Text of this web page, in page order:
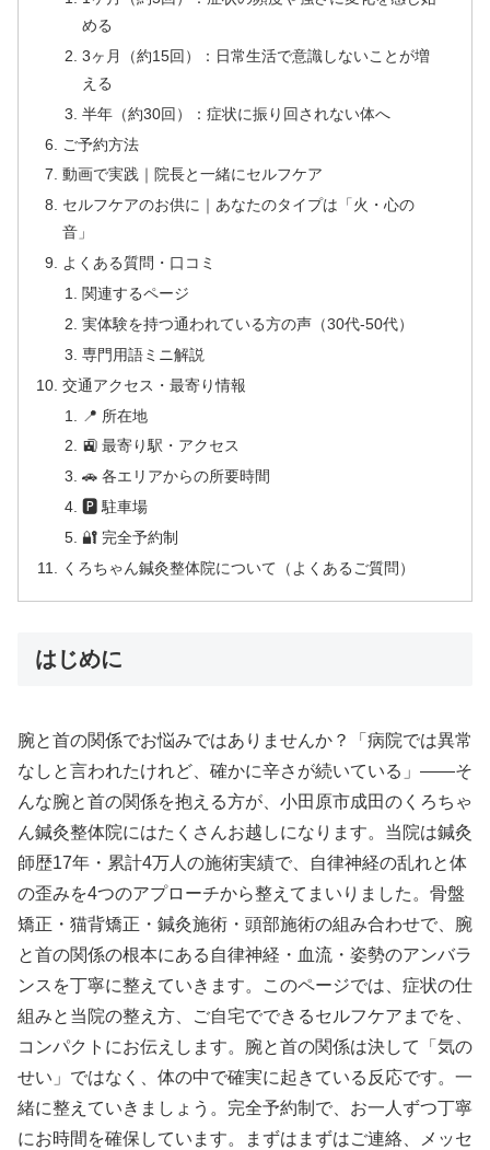
める
3ヶ月（約15回）：日常生活で意識しないことが増
える
半年（約30回）：症状に振り回されない体へ
ご予約方法
動画で実践｜院長と一緒にセルフケア
セルフケアのお供に｜あなたのタイプは「火・心の
音」
よくある質問・口コミ
関連するページ
実体験を持つ通われている方の声（30代-50代）
専門用語ミニ解説
交通アクセス・最寄り情報
📍 所在地
🚉 最寄り駅・アクセス
🚗 各エリアからの所要時間
🅿 駐車場
🔐 完全予約制
くろちゃん鍼灸整体院について（よくあるご質問）
はじめに
腕と首の関係でお悩みではありませんか？「病院では異常
なしと言われたけれど、確かに辛さが続いている」——そ
んな腕と首の関係を抱える方が、小田原市成田のくろちゃ
ん鍼灸整体院にはたくさんお越しになります。当院は鍼灸
師歴17年・累計4万人の施術実績で、自律神経の乱れと体
の歪みを4つのアプローチから整えてまいりました。骨盤
矯正・猫背矯正・鍼灸施術・頭部施術の組み合わせで、腕
と首の関係の根本にある自律神経・血流・姿勢のアンバラ
ンスを丁寧に整えていきます。このページでは、症状の仕
組みと当院の整え方、ご自宅でできるセルフケアまでを、
コンパクトにお伝えします。腕と首の関係は決して「気の
せい」ではなく、体の中で確実に起きている反応です。一
緒に整えていきましょう。完全予約制で、お一人ずつ丁寧
にお時間を確保しています。まずはまずはご連絡、メッセ